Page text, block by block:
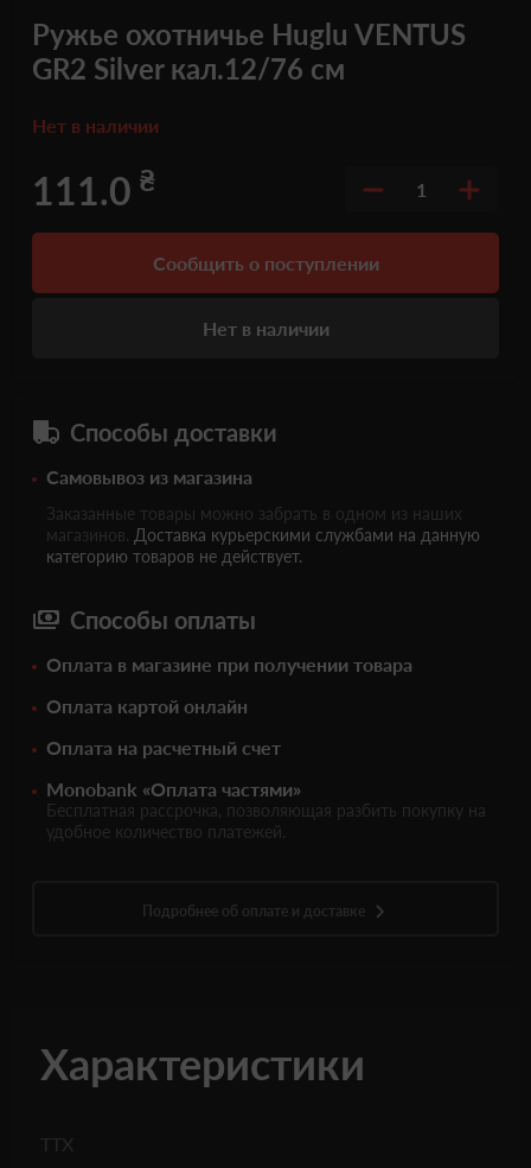
Ружье охотничье Huglu VENTUS
GR2 Silver кал.12/76 см
Нет в наличии
111.0 ₴ 1
Сообщить о поступлении
Нет в наличии
Способы доставки
Самовывоз из магазина
Заказанные товары можно забрать в одном из наших
магазинов. Доставка курьерскими службами на данную
категорию товаров не действует.
Способы оплаты
Оплата в магазине при получении товара
Оплата картой онлайн
Оплата на расчетный счет
Monobank «Оплата частями»
Бесплатная рассрочка, позволяющая разбить покупку на
удобное количество платежей.
Подробнее об оплате и доставке
Характеристики
ТТХ